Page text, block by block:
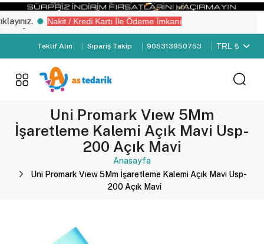
Girişi" yapın.
Nakit / Kredi Kartı İle Ödeme İmkanı
Teklif Alın Sipariş Takip 905313950753 TRL ₺
Uni Promark Vıew 5Mm
İşaretleme Kalemi Açık Mavi Usp-
200 Açık Mavi
Anasayfa
Uni Promark Vıew 5Mm İşaretleme Kalemi Açık Mavi Usp-
200 Açık Mavi